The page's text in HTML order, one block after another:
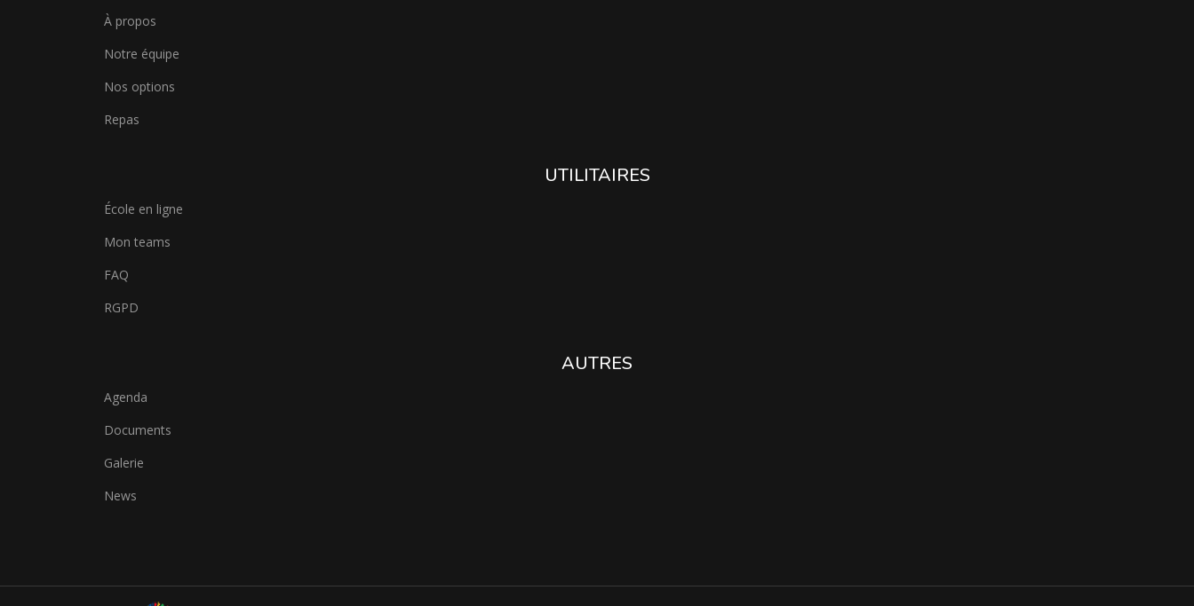
À propos
Notre équipe
Nos options
Repas
UTILITAIRES
École en ligne
Mon teams
FAQ
RGPD
AUTRES
Agenda
Documents
Galerie
News